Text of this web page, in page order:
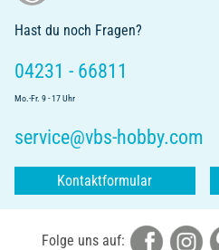
Hast du noch Fragen?
04231 - 66811
Mo.-Fr. 9 - 17 Uhr
service@vbs-hobby.com
Kontaktformular
Folge uns auf: